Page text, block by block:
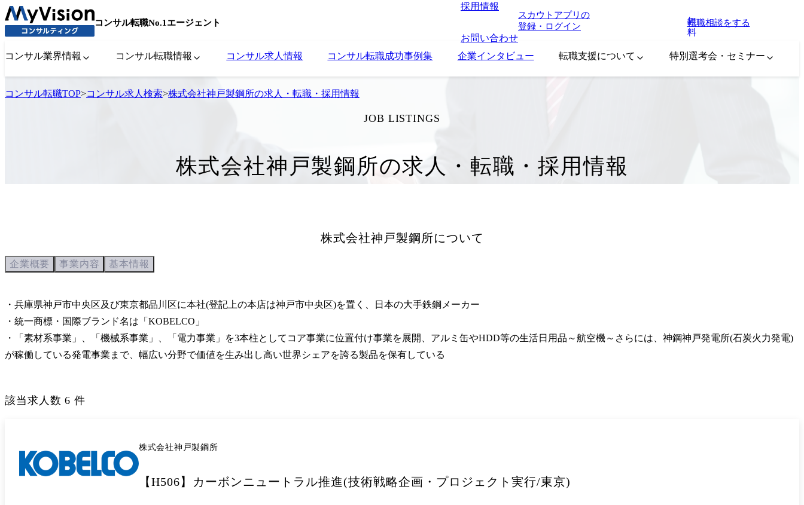
コンサル転職No.1エージェント
採用情報
お問い合わせ
スカウトアプリの
登録・ログイン
無
料
転職相談をする
コンサル業界情報 コンサル転職情報 コンサル求人情報 コンサル転職成功事例集 企業インタビュー 転職支援について 特別選考会・セミナー
コンサル転職TOP>コンサル求人検索>株式会社神戸製鋼所の求人・転職・採用情報
JOB LISTINGS
株式会社神戸製鋼所の求人・転職・採用情報
株式会社神戸製鋼所について
企業概要 事業内容 基本情報
・兵庫県神戸市中央区及び東京都品川区に本社(登記上の本店は神戸市中央区)を置く、日本の大手鉄鋼メーカー
・統一商標・国際ブランド名は「KOBELCO」
・「素材系事業」、「機械系事業」、「電力事業」を3本柱としてコア事業に位置付け事業を展開、アルミ缶やHDD等の生活日用品～航空機～さらには、神鋼神戸発電所(石炭火力発電)
が稼働している発電事業まで、幅広い分野で価値を生み出し高い世界シェアを誇る製品を保有している
該当求人数 6 件
株式会社神戸製鋼所
【H506】カーボンニュートラル推進(技術戦略企画・プロジェクト実行/東京)